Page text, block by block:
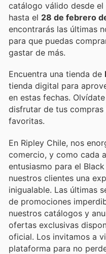
catálogo válido desde el
hasta el 28 de febrero
encontrarás las últimas
para que puedas
gastar de más.
Encuentra una tienda de
tienda digital para
en estas fechas.
disfrutar de tus compras
favoritas.
En Ripley Chile, nos
comercio, y como cada
entusiasmo para el
nuestros clientes una
inigualable. Las últimas
de promociones
nuestros catálogos y
ofertas exclusivas
oficial. Los invitamos a
plataforma para no